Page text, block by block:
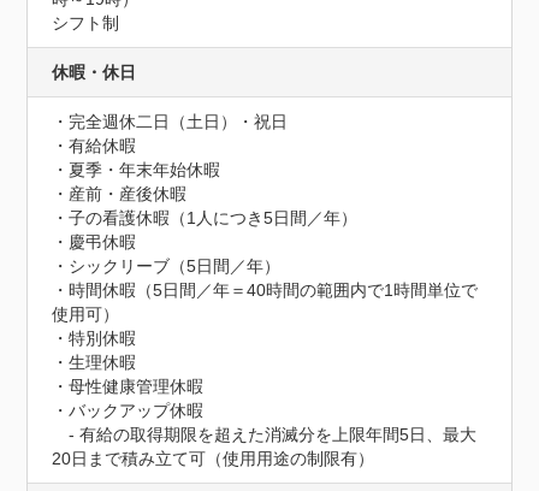
シフト制
休暇・休日
・完全週休二日（土日）・祝日
・有給休暇
・夏季・年末年始休暇
・産前・産後休暇
・子の看護休暇（1人につき5日間／年）
・慶弔休暇
・シックリーブ（5日間／年）
・時間休暇（5日間／年＝40時間の範囲内で1時間単位で
使用可）
・特別休暇
・生理休暇
・母性健康管理休暇
・バックアップ休暇
- 有給の取得期限を超えた消滅分を上限年間5日、最大
20日まで積み立て可（使用用途の制限有）